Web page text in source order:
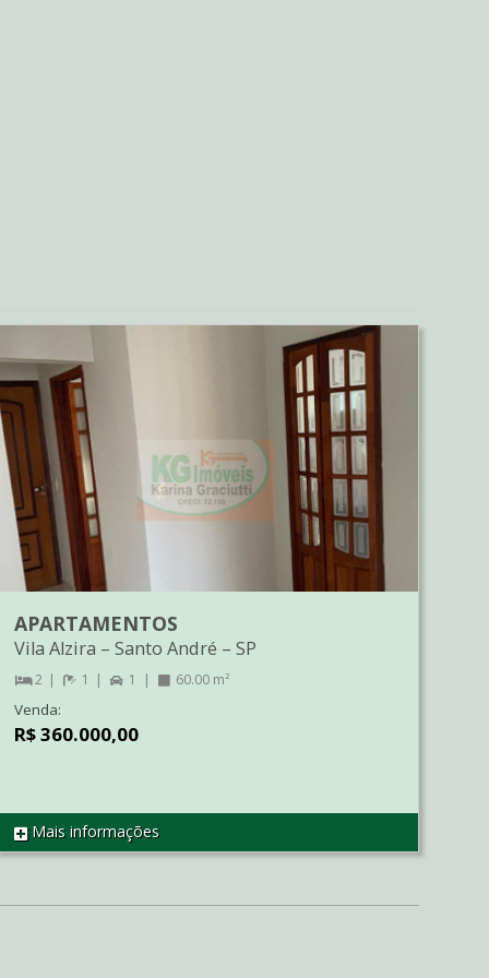
REF AP2298
APARTAMENTOS
Vila Alzira –Santo André –SP
2 1 1 60.00 m²
Venda:
R$ 360.000,00
Mais informações